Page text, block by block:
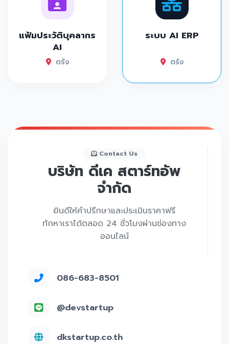
แฟ้มประวัติบุคลากร
AI
ตรัง
ระบบ AI ERP
ตรัง
Contact Us
บริษัท ดีเค สตาร์ทอัพ
จำกัด
ยินดีให้คำปรึกษาและประเมินราคาฟรี
ทักหาเราได้ตลอด 24 ชั่วโมงผ่านช่องทาง
ออนไลน์
086-683-8501
@devstartup
dkstartup.co.th